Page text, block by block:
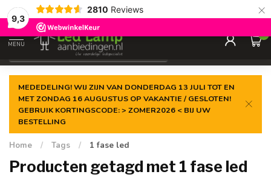
9,3
2810 Reviews ×
Gegarandeerde delaagste prijs
MENU
0
MEDEDELING! WIJ ZIJN VAN DONDERDAG 13 JULI TOT EN
MET ZONDAG 16 AUGUSTUS OP VAKANTIE / GESLOTEN!
GEBRUIK KORTINGSCODE: > ZOMER2026 < BIJ UW
BESTELLING
Home / Tags / 1 fase led
Producten getagd met 1 fase led